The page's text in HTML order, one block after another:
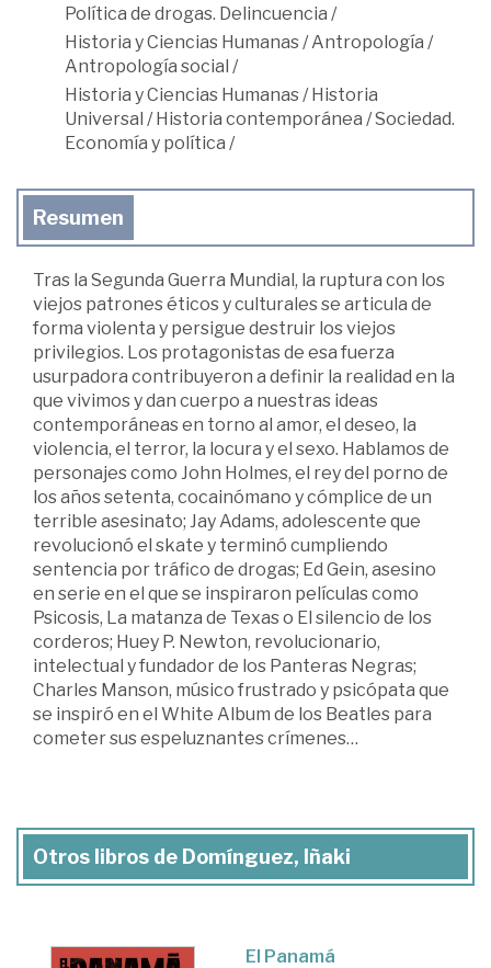
Política de drogas. Delincuencia /
Historia y Ciencias Humanas /Antropología /
Antropología social /
Historia y Ciencias Humanas /Historia
Universal /Historia contemporánea /Sociedad.
Economía y política /
Resumen
Tras la Segunda Guerra Mundial, la ruptura con los
viejos patrones éticos y culturales se articula de
forma violenta y persigue destruir los viejos
privilegios. Los protagonistas de esa fuerza
usurpadora contribuyeron a definir la realidad en la
que vivimos y dan cuerpo a nuestras ideas
contemporáneas en torno al amor, el deseo, la
violencia, el terror, la locura y el sexo. Hablamos de
personajes como John Holmes, el rey del porno de
los años setenta, cocainómano y cómplice de un
terrible asesinato; Jay Adams, adolescente que
revolucionó el skate y terminó cumpliendo
sentencia por tráfico de drogas; Ed Gein, asesino
en serie en el que se inspiraron películas como
Psicosis, La matanza de Texas o El silencio de los
corderos; Huey P. Newton, revolucionario,
intelectual y fundador de los Panteras Negras;
Charles Manson, músico frustrado y psicópata que
se inspiró en el White Album de los Beatles para
cometer sus espeluznantes crímenes…
Otros libros de Domínguez, Iñaki
El Panamá